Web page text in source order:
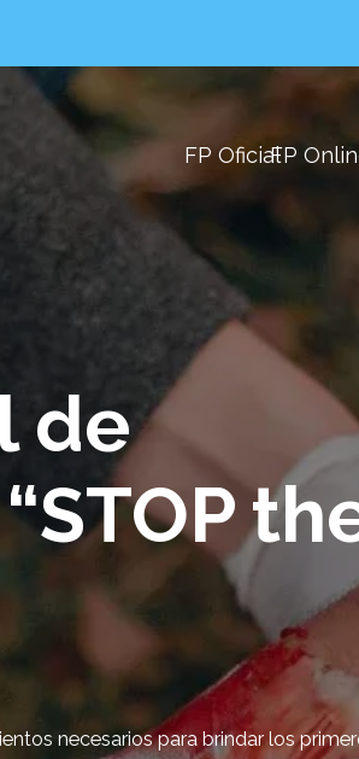
FP OficialFP
de
necesarios para brindar los